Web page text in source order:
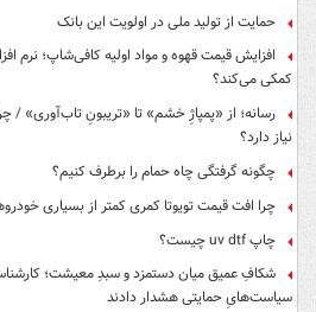
حمایت از تولید ملی در اولویت این بانک
افزایش قیمت قهوه و مواد اولیه کافی‌شاپ؛ نرم
کمکی می‌کند؟
رسانه؛ از «پمپاژِ خشم» تا «تریبونِ تاب‌آوری» /
نیاز دارد؟
چگونه گرفتگی چاه حمام را برطرف کنیم؟
چرا افت قیمت تویوتا کمری کمتر از بسیاری
چاپ uv dtf چیست؟
شکافِ عمیق میان دستمزد و سبدِ معیشت؛
سیاست‌هایِ حمایتی هشدار دادند